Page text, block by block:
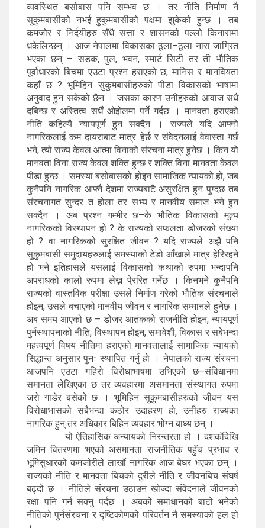
व्यवस्थित बसोबास पनि सम्भव छ । तर नीति निर्माण नै
सुकुमबासीको नभई हुकुमबासीको पक्षमा झुकेको हुन्छ । तब
कमजोर र निर्दयीहरु सँधै सत्ता र शासनको पल्लो किनारामा
धकेलिन्छन् । आज नेपालमा विकासका ठूला–ठूला नारा जाग्रित
भएका छन् – सडक, पुल, भवन, स्मार्ट सिटी तर ती भौतिक
पूर्वाधारको बिचमा एउटा प्रश्न हराएको छ, मानिस र मानवियता
कहाँ छ ? भूमिहिन सुकुमबासीहरुको पीडा विकासको भाषामा
अनुवाद हुन सकेको छैन । जसका कारण उनीहरुको आवाज सधैं
दबिन्छ र अस्तित्व सधैँ ओझेलमा पर्ने गर्दछ । मानवता हराएको
नीति कहिल्यै न्यायपूर्ण हुन सक्दैन । राज्यले यदि आफ्नो
नागरिकलाई कम दायराबाट मात्र हेर्छ र संवेदनलाई वेवास्ता गर्छ
भने, त्यो राज्य केवल आत्मा विनाको संरचना मात्र हुनेछ । किन यो
मानवता विना राज्य केवल शक्ति हुन्छ र शक्ति विना मानवता केवल
पीडा हुन्छ । समस्या बसोबासको होइन सामाजिक न्यायको हो, जब
कुनैपनि नागरिक आफ्नै देशमा राज्यबाटै असुरक्षित हुन पुग्दछ तब
संरचनागत सुन्दर त होला तर सभ्य र मानवीय समाज भने हुन
सक्दैन । अब प्रश्न गम्भीर छ–के भौतिक विकासको मूल्य
नागरिकको विस्थापन हो ? के राज्यको सफलता डोजरको संख्या
हो ? वा नागरिकको सुरक्षित जीवन ? यदि राज्यले अझै पनि
सुकुमबासी समुदायहरुलाई समस्याको टेडो आँखाले मात्र हेरिरहने
हो भने इतिहासले यसलाई विकासको कथाको रुपमा भन्दापनि
अपराधको कालो रुपमा लेख्न पे्ररित गर्नेछ । किनभने कुनैपनि
राज्यको वास्तविक परीक्षा उसले निर्माण गरेको भौतिक संरचनाले
होइन, उसले बचाएको मानवीय जीवन र नागरिक सम्मानले हुनेछ ।
अब समय आएको छ – डोजर आतंकको राजनीति होइन, न्यायपूर्ण
पुर्नस्थापनाको नीति, विस्थापन होइन, समावेशी, विकास र सबेभन्दा
महत्वपूर्ण विषय नीतिमा हराएको मानवतालाई सामाजिक न्यायको
सिद्धान्त अनुसार पुनः स्थापित गर्नु हो । नेपालको राज्य संरचना
आजपनि एउटा गहिरो विरोधाभाषमा उभिएको छ–संविधानमा
समानता लेखिएका छ तर व्यवहारमा असमानता संस्थागत रुपमा
जरो गाडेर बसेको छ । भूमिहिन सुकुमबासीहरुको जीवन यस
विरोधाभासको सबैभन्दा कठोर उदाहरण हो, उनीहरु राज्यका
नागरिक हुन् तर अधिकार बिहिन व्यवहार भोग्न बाध्य छन् ।
यो ऐतिहासिक अन्यायको निरन्तरता हो । दशकौंदेखि
जमिन वितरणमा भएको असमानता राजनीतिक पहुँच प्रभाव र
भूमिसुधारको कमजोरीले लाखौं नागरिक आज बेघर भएका छन् ।
राज्यको नीति र मानवता बिचको दुरीले नीति र जीवनबिच संघर्ष
बढ्दो छ । नीतिले संरचना उठाउन खोज्दा संवेदनाले जीवनको
रक्षा पनि गर्न सक्नु पर्दछ । अबको समाधानको बाटो भनेको
नीतिको पुर्नसंरचना र दृष्टिकोणको परिवर्तन नै समस्याको हल हो